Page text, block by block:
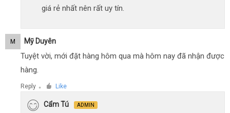
giá rẻ nhất nên rất uy tín.
M Mỹ Duyên
Tuyệt vời, mới đặt hàng hôm qua mà hôm nay đã nhận được
hàng.
Reply ● Like
Cẩm Tú ADMIN